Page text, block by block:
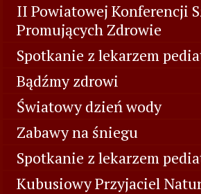
II Powiatowej Konferencji
Promujących Zdrowie
Spotkanie z lekarzem
Bądźmy zdrowi
Światowy dzień wody
Zabawy na śniegu
Spotkanie z lekarzem
Kubusiowy Przyjaciel